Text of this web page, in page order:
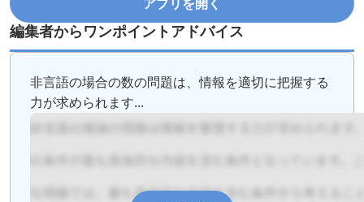
アプリを開く
編集者からワンポイントアドバイス
非言語の場合の数の問題は、情報を適切に把握する
力が求められます...